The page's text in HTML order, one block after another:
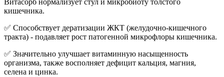
Витасорб нормализует стул и микробиоту толстого
кишечника.
✅ Способствует дератизации ЖКТ (желудочно-кишечного
тракта) - подавляет рост патогенной микрофлоры кишечника.
✅ Значительно улучшает витаминную насыщенность
организма, также восполняет дефицит кальция, магния,
селена и цинка.